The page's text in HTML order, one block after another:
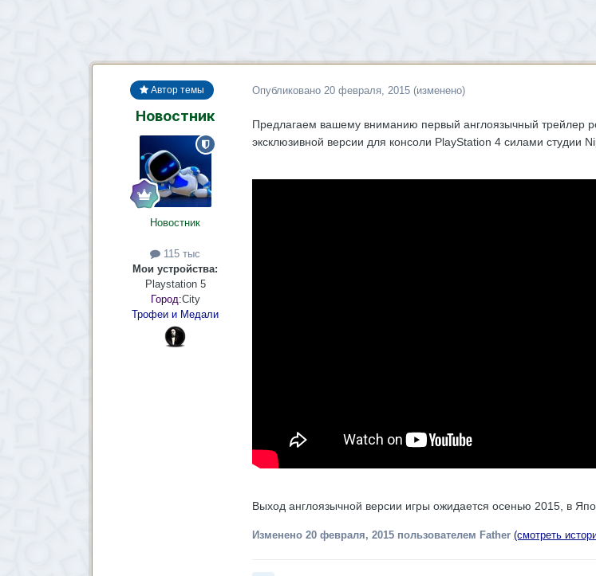
Автор темы
Новостник
Новостник
115 тыс
Мои устройства:
Playstation 5
Город:City
Трофеи и Медали
Опубликовано 20 февраля, 2015 (изменено)
Предлагаем вашему вниманию первый англоязычный трейлер
эксклюзивной версии для консоли PlayStation 4 силами студии
Выход англоязычной версии игры ожидается осенью 2015, в
Изменено 20 февраля, 2015пользователем Father (смотреть